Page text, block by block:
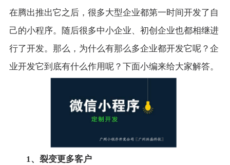
在腾出推出它之后，很多大型企业都第一时间开发了自
己的小程序。随后很多中小企业、初创企业也都相继进
行了开发。那么，为什么有那么多企业都开发它呢？企
业开发它到底有什么作用呢？下面小编来给大家解答。
1、裂变更多客户